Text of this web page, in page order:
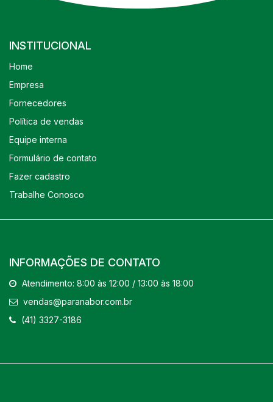
INSTITUCIONAL
Home
Empresa
Fornecedores
Política de vendas
Equipe interna
Formulário de contato
Fazer cadastro
Trabalhe Conosco
INFORMAÇÕES DE CONTATO
Atendimento: 8:00 às 12:00 / 13:00 às 18:00
vendas@paranabor.com.br
(41) 3327-3186